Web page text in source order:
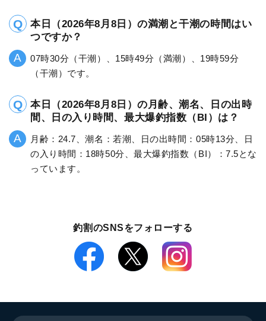
本日（2026年8月8日）の満潮と干潮の時間はい
つですか？
07時30分（干潮）、15時49分（満潮）、19時59分
（干潮）です。
本日（2026年8月8日）の月齢、潮名、日の出時
間、日の入り時間、最大爆釣指数（BI）は？
月齢：24.7、潮名：若潮、日の出時間：05時13分、日
の入り時間：18時50分、最大爆釣指数（BI）：7.5とな
っています。
釣割のSNSをフォローする